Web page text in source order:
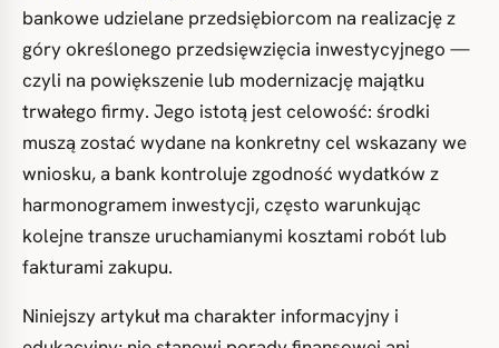
bankowe udzielane przedsiębiorcom na realizację z
góry określonego przedsięwzięcia inwestycyjnego —
czyli na powiększenie lub modernizację majątku
trwałego firmy. Jego istotą jest celowość: środki
muszą zostać wydane na konkretny cel wskazany we
wniosku, a bank kontroluje zgodność wydatków z
harmonogramem inwestycji, często warunkując
kolejne transze uruchamianymi kosztami robót lub
fakturami zakupu.
Niniejszy artykuł ma charakter informacyjny i